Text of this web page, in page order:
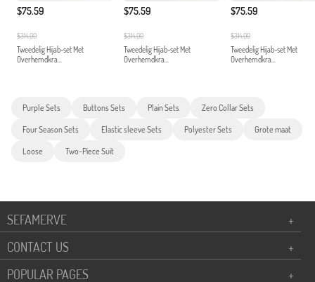
$75.59
$314.00
Tweedelig Hijab-set Met
Overhemdkra...
$75.59
$314.00
Tweedelig Hijab-set Met
Overhemdkra...
$75.59
$314.00
Tweedelig Hijab-set Met
Overhemdkra...
Purple Sets Buttons Sets Plain Sets Zero Collar Sets
Four Season Sets Elastic sleeve Sets Polyester Sets Grote maat
Loose Two-Piece Suit
SEFAMERVE
+
CONTACT US
+
POPULAR PAGES
+